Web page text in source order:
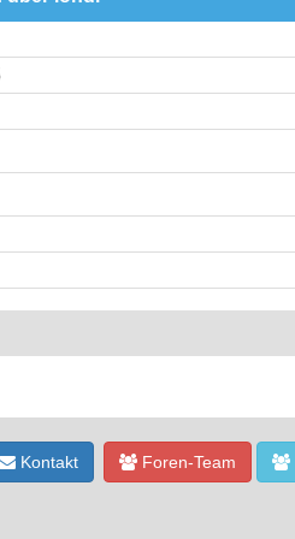
Kontakt Foren-Team